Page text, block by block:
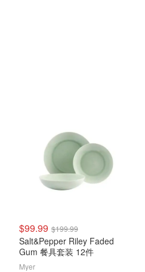
$99.99 $199.99
Salt&Pepper Riley Faded
Gum 餐具套装 12件
Myer